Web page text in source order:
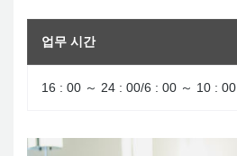
업무 시간
16 : 00 ～ 24 : 00/6 : 00 ～ 10 : 00